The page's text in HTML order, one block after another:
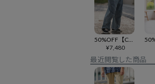
¥7,480
最近閲覧した商品